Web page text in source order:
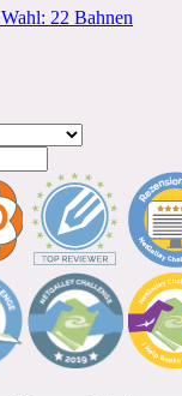
22 Bahnen